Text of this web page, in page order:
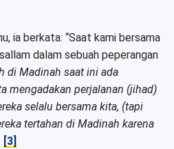
ia berkata: “Saat kami bersama
dalam sebuah peperangan
di Madinah saat ini ada
mengadakan perjalanan (jihad)
selalu bersama kita, (tapi
tertahan di Madinah karena
[3]